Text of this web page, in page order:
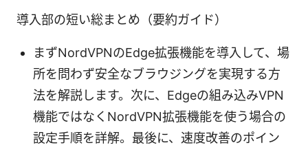
導入部の短い総まとめ（要約ガイド）
まずNordVPNのEdge拡張機能を導入して、場
所を問わず安全なブラウジングを実現する方
法を解説します。次に、Edgeの組み込みVPN
機能ではなくNordVPN拡張機能を使う場合の
設定手順を詳解。最後に、速度改善のポイン